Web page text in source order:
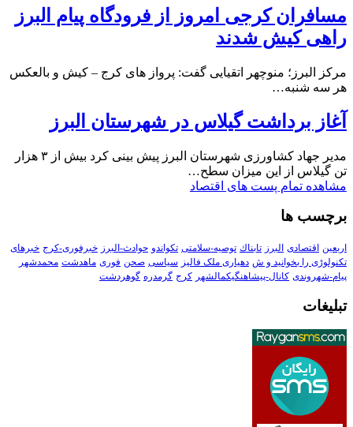
مسافران کرجی امروز از فرودگاه پیام البرز
راهی کیش شدند
مرکز البرز؛ منوچهر اتقیایی گفت: پرواز های کرج – کیش و بالعکس
هر سه شنبه…
آغاز برداشت گیلاس در شهرستان البرز
مدیر جهاد کشاورزی شهرستان البرز پیش بینی کرد بیش از ۳ هزار
تن گیلاس از این میزان سطح…
مشاهده تمام پست های اقتصاد
برچسب ها
اربعین اقتصادی البرز تابناك توصیه-سلامتی تکواندو حوادث-البرز خبرفوری-کرج خبرهای
تکنولوڑی را بخوانید و ش دهیاری ملک فالیز سیاسی صحن فوری ماهدشت محمدشهر
پیام-شهروندی کانال-پیشاهنگیکمالشهر کرج گرمدره گوهردشت
تبلیغات